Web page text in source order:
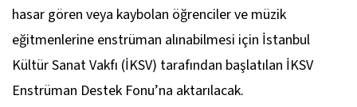
hasar gören veya kaybolan öğrenciler ve müzik
eğitmenlerine enstrüman alınabilmesi için İstanbul
Kültür Sanat Vakfı (İKSV) tarafından başlatılan İKSV
Enstrüman Destek Fonu’na aktarılacak.